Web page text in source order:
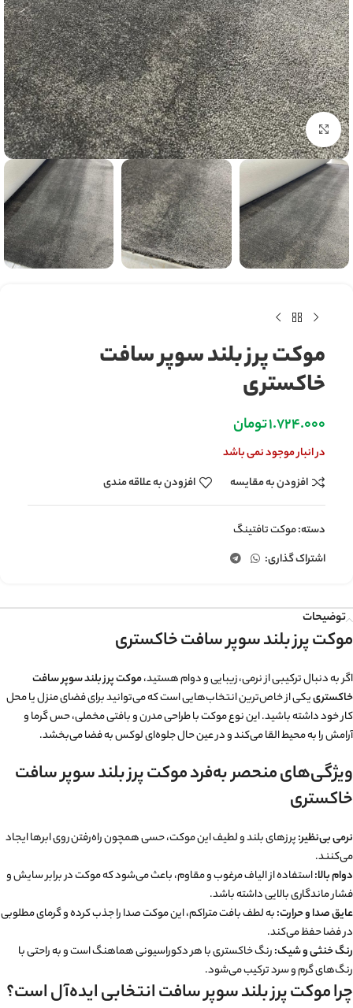
بزرگنمایی تصویر
موکت پرز بلند سوپر سافت
خاکستری
1.724.000تومان
در انبار موجود نمی باشد
افزودن به مقایسه
افزودن به علاقه مندی
دسته:موکت تافتینگ
اشتراک گذاری:
توضیحات
موکت پرز بلند سوپر سافت خاکستری
اگر به دنبال ترکیبی از نرمی، زیبایی و دوام هستید،موکت پرز بلند سوپر سافت
خاکسترییکی از خاص‌ترین انتخاب‌هایی است که می‌توانید برای فضای منزل یا محل
کار خود داشته باشید. این نوع موکت با طراحی مدرن و بافتی مخملی، حس گرما و
آرامش را به محیط القا می‌کند و در عین حال جلوه‌ای لوکس به فضا می‌بخشد.
ویژگی‌های منحصر به‌فرد موکت پرز بلند سوپر سافت
خاکستری
نرمی بی‌نظیر:پرزهای بلند و لطیف این موکت، حسی همچون راه‌رفتن روی ابرها ایجاد
می‌کنند.
دوام بالا:استفاده از الیاف مرغوب و مقاوم، باعث می‌شود که موکت در برابر سایش و
فشار ماندگاری بالایی داشته باشد.
عایق صدا و حرارت:به لطف بافت متراکم، این موکت صدا را جذب کرده و گرمای مطلوبی
در فضا حفظ می‌کند.
رنگ خنثی و شیک:رنگ خاکستری با هر دکوراسیونی هماهنگ است و به راحتی با
رنگ‌های گرم و سرد ترکیب می‌شود.
چرا موکت پرز بلند سوپر سافت انتخابی ایده‌آل است؟